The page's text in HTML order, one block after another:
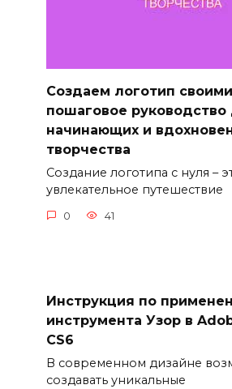
Создаем логотип
пошаговое руководство
начинающих и
творчества
Создание логотипа с нуля –
увлекательное путешествие
0 41
Инструкция по
инструмента Узор в
CS6
В современном дизайне
создавать уникальные